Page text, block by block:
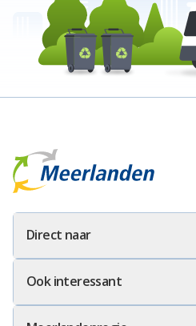
Meerlanden Logo
Direct naar
Ook interessant